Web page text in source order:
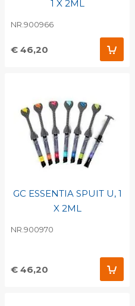
1 X 2ML
NR.900966
€ 46,20
GC ESSENTIA SPUIT U, 1
X 2ML
NR.900970
€ 46,20